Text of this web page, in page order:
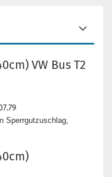
VW Bus T2
Sperrgutzuschlag,